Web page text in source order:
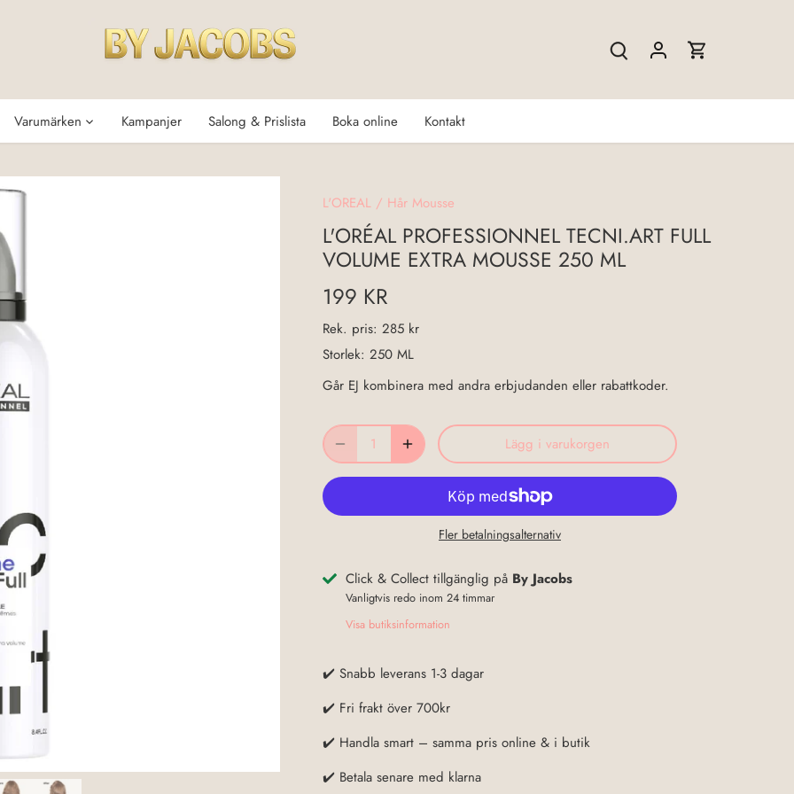
Varumärken Kampanjer Salong & Prislista Boka online Kontakt
L'OREAL / Hår Mousse
L'ORÉAL PROFESSIONNEL TECNI.ART FULL
VOLUME EXTRA MOUSSE 250 ML
199 KR
Rek. pris: 285 kr
Storlek: 250 ML
Går EJ kombinera med andra erbjudanden eller rabattkoder.
Lägg i varukorgen
Fler betalningsalternativ
Click & Collect tillgänglig på By Jacobs
Vanligtvis redo inom 24 timmar
Visa butiksinformation
✔️ Snabb leverans 1-3 dagar
✔️ Fri frakt över 700kr
✔️ Handla smart – samma pris online & i butik
✔️ Betala senare med klarna